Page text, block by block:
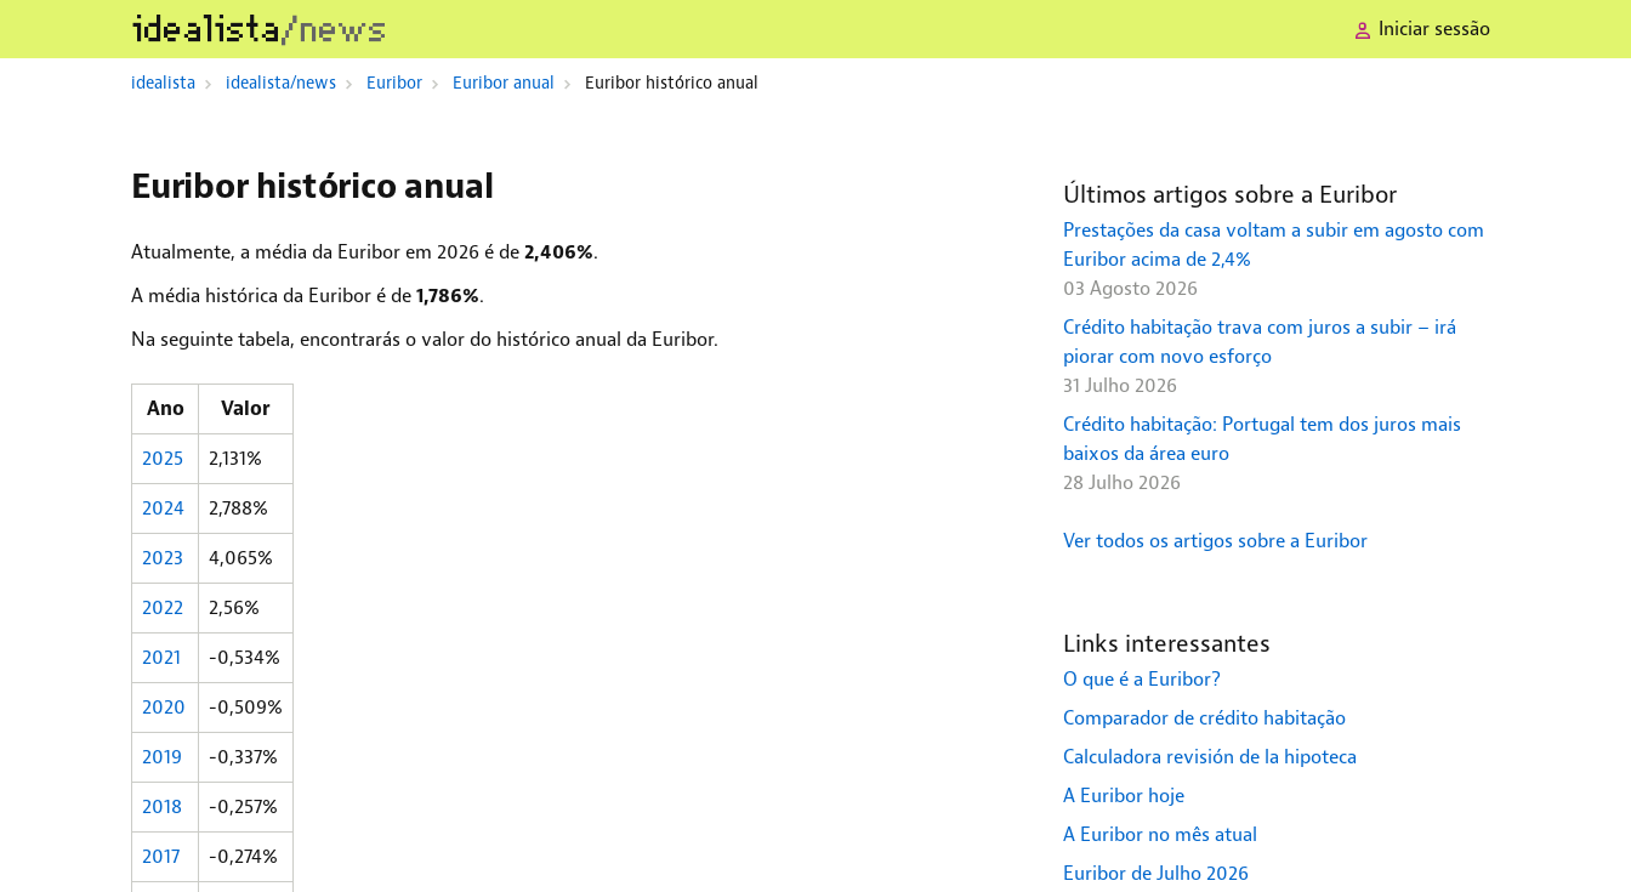
Iniciar sessão
idealista idealista/news Euribor Euribor anual Euribor histórico anual
Euribor histórico anual
Atualmente, a média da Euribor em 2026 é de 2,406%.
A média histórica da Euribor é de 1,786%.
Na seguinte tabela, encontrarás o valor do histórico anual da Euribor.
Ano Valor
2025
2,131%
2024
2,788%
2023
4,065%
2022
2,56%
2021
-0,534%
2020
-0,509%
2019
-0,337%
2018
-0,257%
2017
-0,274%
Últimos artigos sobre a Euribor
Prestações da casa voltam a subir em agosto com
Euribor acima de 2,4%
03 Agosto 2026
Crédito habitação trava com juros a subir – irá
piorar com novo esforço
31 Julho 2026
Crédito habitação: Portugal tem dos juros mais
baixos da área euro
28 Julho 2026
Ver todos os artigos sobre a Euribor
Links interessantes
O que é a Euribor?
Comparador de crédito habitação
Calculadora revisión de la hipoteca
A Euribor hoje
A Euribor no mês atual
Euribor de Julho 2026